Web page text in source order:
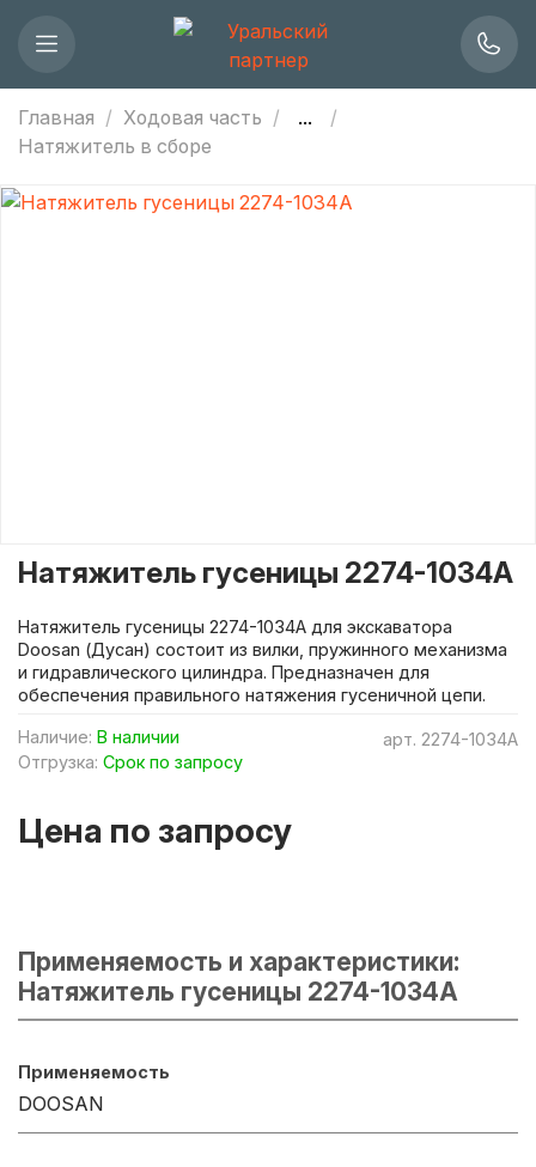
Главная Ходовая часть
...
Натяжитель в сборе
арт. 2274-1034A
Наличие: В наличии
Отгрузка: Срок по запросу
Натяжитель гусеницы 2274-1034A
Цена по запросу
Натяжитель гусеницы 2274-1034A для экскаватора
Doosan (Дусан) состоит из вилки, пружинного механизма
и гидравлического цилиндра. Предназначен для
обеспечения правильного натяжения гусеничной цепи.
Применяемость и характеристики:
Натяжитель гусеницы 2274-1034A
Применяемость
DOOSAN